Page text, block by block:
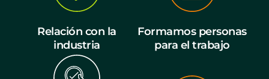
Relación con la
industria
Formamos personas
para el trabajo